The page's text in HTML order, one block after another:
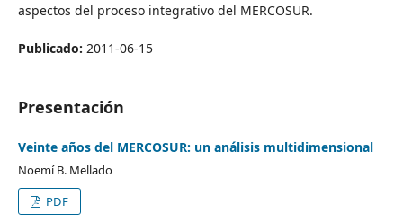
aspectos del proceso integrativo del MERCOSUR.
Publicado: 2011-06-15
Presentación
Veinte años del MERCOSUR: un análisis multidimensional
Noemí B. Mellado
PDF